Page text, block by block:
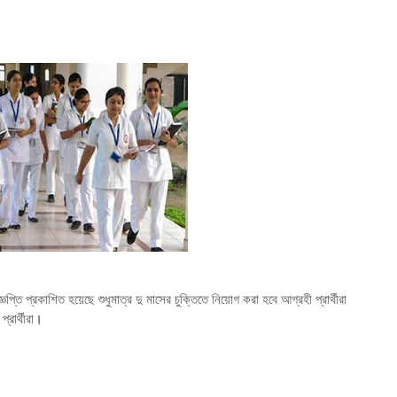
প্রকাশিত হয়েছে শুধুমাত্র দু মাসের চুক্তিতে নিয়োগ করা হবে আগ্রহী প্রার্থীরা
।